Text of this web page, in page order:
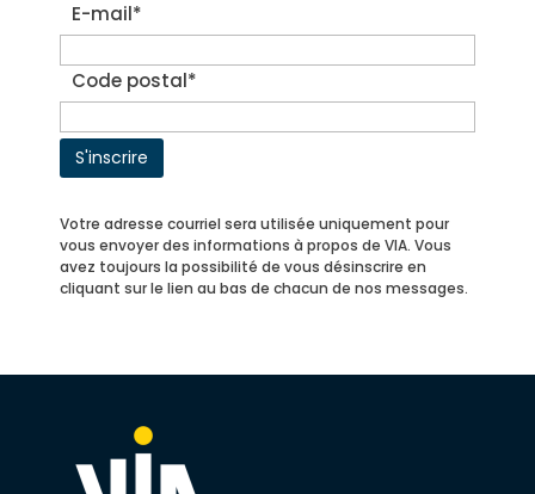
E-mail*
Code postal*
Votre adresse courriel sera utilisée uniquement pour
vous envoyer des informations à propos de VIA. Vous
avez toujours la possibilité de vous désinscrire en
cliquant sur le lien au bas de chacun de nos messages.